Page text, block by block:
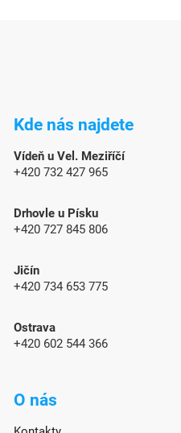
Kde nás najdete
Vídeň u Vel. Meziříčí
+420 732 427 965
Drhovle u Písku
+420 727 845 806
Jičín
+420 734 653 775
Ostrava
+420 602 544 366
O nás